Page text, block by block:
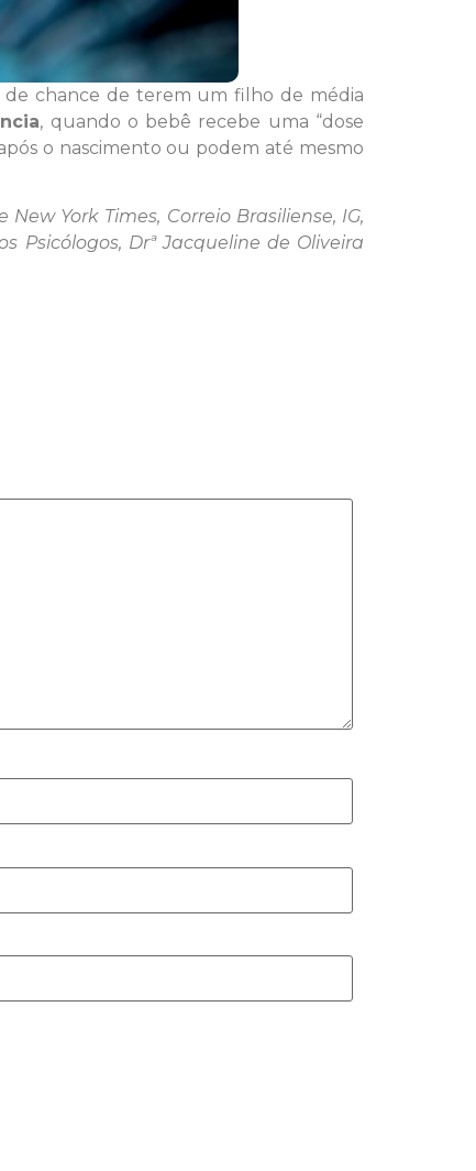
chance de terem um filho de média
, quando o bebê recebe uma “dose
o nascimento ou podem até mesmo
York Times, Correio Brasiliense, IG,
Psicólogos, Drª Jacqueline de Oliveira